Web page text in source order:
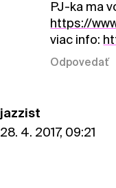
PJ-ka ma
https://
viac info:
Odpovedať
jazzist
28. 4. 2017, 09:21